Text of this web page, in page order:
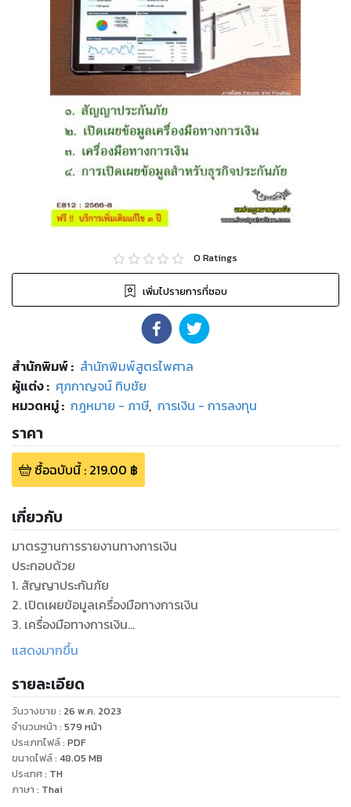
0 Ratings
เพิ่มไปรายการที่ชอบ
สำนักพิมพ์: สำนักพิมพ์สูตรไพศาล
ผู้แต่ง : ศุภกาญจน์ ทิบชัย
หมวดหมู่: กฎหมาย - ภาษี, การเงิน - การลงทุน
ราคา
ซื้อฉบับนี้: 219.00 ฿
เกี่ยวกับ
มาตรฐานการรายงานทางการเงิน
ประกอบด้วย
1. สัญญาประกันภัย
2. เปิดเผยข้อมูลเครื่องมือทางการเงิน
3. เครื่องมือทางการเงิน
4. การเปิดเผยข้อมูลสำหรับธุรกิจประกันภัย
สารบัญ
ประกาศสภาวิชาชีพบัญชี
1.ที่ ๑๗/๒๕๖๔ เรื่อง มาตรฐานการรายงานทางการเงิน
ฉบับที่ ๔ เรื่อง สัญญาประกันภัย
2. ที่ ๑๘/๒๕๖๔ เรื่อง มาตรฐานการรายงานทางการเงิน
ฉบับที่ ๗ เรื่อง การเปิดเผยข้อมูลเครื่องมือทางการเงิน
แสดงมากขึ้น
รายละเอียด
วันวางขาย : 26 พ.ค. 2023
จำนวนหน้า : 579 หน้า
ประเภทไฟล์: PDF
ขนาดไฟล์: 48.05 MB
ประเทศ: TH
ภาษา : Thai